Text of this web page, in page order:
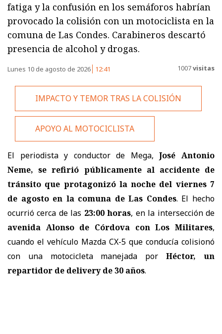
fatiga y la confusión en los semáforos habrían
provocado la colisión con un motociclista en la
comuna de Las Condes. Carabineros descartó
presencia de alcohol y drogas.
Lunes 10 de agosto de 2026 12:41 1007visitas
IMPACTO Y TEMOR TRAS LA COLISIÓN
APOYO AL MOTOCICLISTA
El periodista y conductor de Mega,José Antonio
Neme, se refirió públicamente al accidente de
tránsito que protagonizó la noche del viernes 7
de agosto en la comuna de Las Condes. El hecho
ocurrió cerca de las 23:00 horas, en la intersección de
avenida Alonso de Córdova con Los Militares,
cuando el vehículo Mazda CX-5 que conducía colisionó
con una motocicleta manejada porHéctor, un
repartidor de delivery de 30 años.